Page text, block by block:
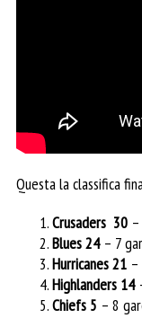
Questa la classifica
Crusaders 30
Blues 24– 7
Hurricanes 21
Highlanders 14
Chiefs 5 – 8